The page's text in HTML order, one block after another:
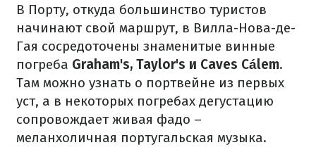
В Порту, откуда большинство туристов
начинают свой маршрут, в Вилла-Нова-де-
Гая сосредоточены знаменитые винные
погреба Graham's, Taylor's и Caves Cálem.
Там можно узнать о портвейне из первых
уст, а в некоторых погребах дегустацию
сопровождает живая фадо –
меланхоличная португальская музыка.